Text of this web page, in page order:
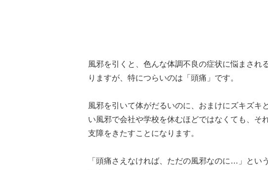
風邪を引くと、色んな体調不良の症状に悩まされ
りますが、特につらいのは「頭痛」です。
風邪を引いて体がだるいのに、おまけにズキズキ
い風邪で会社や学校を休むほどではなくても、そ
支障をきたすことになります。
「頭痛さえなければ、ただの風邪なのに…」とい